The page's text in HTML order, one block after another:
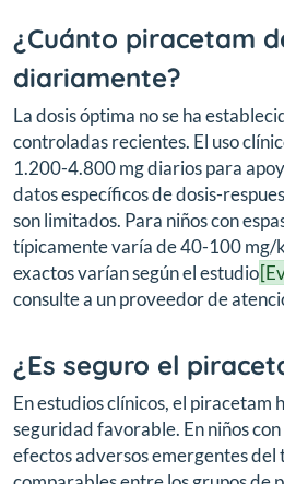
¿Cuánto piracetam
diariamente?
La dosis óptima no se ha
controladas recientes. El uso
1.200-4.800 mg diarios para
datos específicos de dosis-
son limitados. Para niños con
típicamente varía de 40-100 mg/
exactos varían según el estudio
consulte a un proveedor de
¿Es seguro el
En estudios clínicos, el piracetam
seguridad favorable. En niños con
efectos adversos emergentes